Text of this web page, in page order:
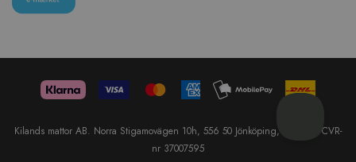
Kilands mattor AB. Norra Stigamovägen 10h, 556 50 Jönköping, Sweden. CVR-
nr 37007595